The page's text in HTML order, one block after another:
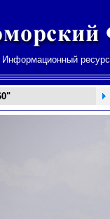
Информационный ресурс